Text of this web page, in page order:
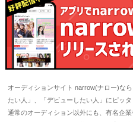
オーディションサイト narrow(ナロー)な
たい人」、「デビューしたい人」にピッタ
通常のオーディション以外にも、有名企